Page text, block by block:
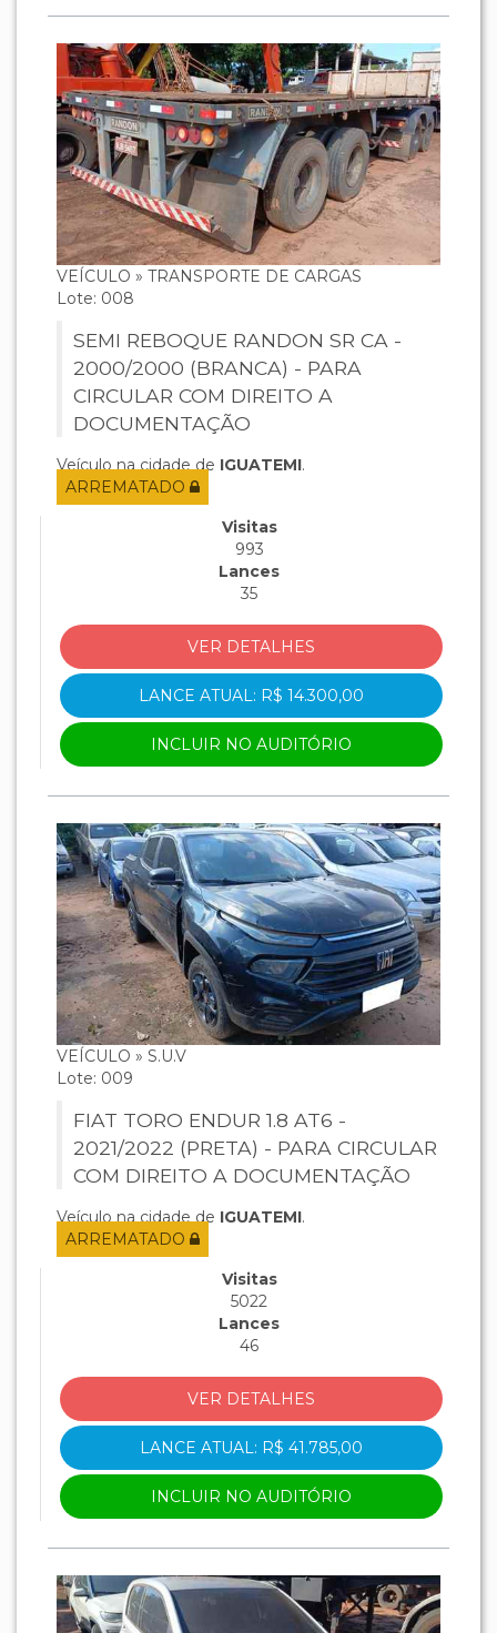
VEÍCULO » TRANSPORTE DE CARGAS
Lote: 008
SEMI REBOQUE RANDON SR CA -
2000/2000 (BRANCA) - PARA
CIRCULAR COM DIREITO A
DOCUMENTAÇÃO
Veículo na cidade de IGUATEMI.
ARREMATADO
Visitas
993
Lances
35
VER DETALHES
LANCE ATUAL: R$ 14.300,00
INCLUIR NO AUDITÓRIO
VEÍCULO » S.U.V
Lote: 009
FIAT TORO ENDUR 1.8 AT6 -
2021/2022 (PRETA) - PARA CIRCULAR
COM DIREITO A DOCUMENTAÇÃO
Veículo na cidade de IGUATEMI.
ARREMATADO
Visitas
5022
Lances
46
VER DETALHES
LANCE ATUAL: R$ 41.785,00
INCLUIR NO AUDITÓRIO